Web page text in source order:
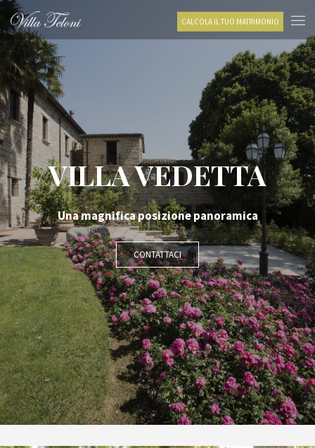
CALCOLA IL TUO MATRIMONIO
VILLA VEDETTA
Una magnifica posizione panoramica
CONTATTACI